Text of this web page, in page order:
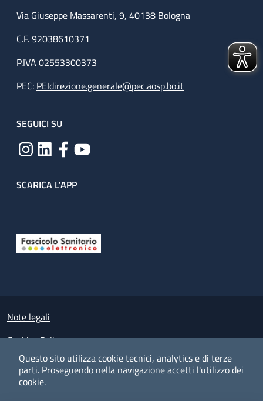
Questo sito utilizza cookie tecnici, analytics e di terze
parti. Proseguendo nella navigazione accetti l'utilizzo dei
cookie.
Via Giuseppe Massarenti, 9, 40138 Bologna
C.F. 92038610371
P.IVA 02553300373
PEC: PEIdirezione.generale@pec.aosp.bo.it
SEGUICI SU
SCARICA L'APP
Small prints
Note legali
Cookies Policy
Policy privacy e protezione del dato personale
Albo pretorio on-line